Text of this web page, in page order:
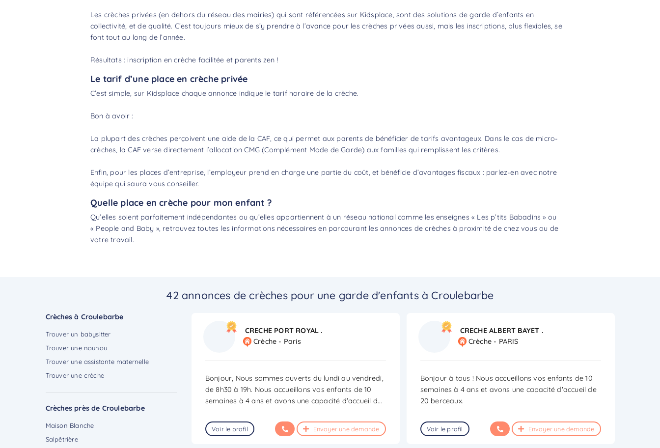
Les crèches privées (en dehors du réseau des mairies) qui sont référencées sur Kidsplace, sont des solutions de garde d’enfants en
collectivité, et de qualité. C’est toujours mieux de s’y prendre à l’avance pour les crèches privées aussi, mais les inscriptions, plus flexibles, se
font tout au long de l’année.
Résultats : inscription en crèche facilitée et parents zen !
Le tarif d’une place en crèche privée
C’est simple, sur Kidsplace chaque annonce indique le tarif horaire de la crèche.
Bon à avoir :
La plupart des crèches perçoivent une aide de la CAF, ce qui permet aux parents de bénéficier de tarifs avantageux. Dans le cas de micro-
crèches, la CAF verse directement l’allocation CMG (Complément Mode de Garde) aux familles qui remplissent les critères.
Enfin, pour les places d’entreprise, l’employeur prend en charge une partie du coût, et bénéficie d’avantages fiscaux : parlez-en avec notre
équipe qui saura vous conseiller.
Quelle place en crèche pour mon enfant ?
Qu’elles soient parfaitement indépendantes ou qu’elles appartiennent à un réseau national comme les enseignes « Les p’tits Babadins » ou
« People and Baby », retrouvez toutes les informations nécessaires en parcourant les annonces de crèches à proximité de chez vous ou de
votre travail.
42 annonces de crèches pour une garde d'enfants à Croulebarbe
Crèches à Croulebarbe
Trouver un babysitter
Trouver une nounou
Trouver une assistante maternelle
Trouver une crèche
Crèches près de Croulebarbe
Maison Blanche
Salpêtrière
CRECHE PORT ROYAL .
Crèche - Paris
Bonjour, Nous sommes ouverts du lundi au vendredi,
de 8h30 à 19h. Nous accueillons vos enfants de 10
semaines à 4 ans et avons une capacité d'accueil d...
Voir le profil Envoyer une demande
CRECHE ALBERT BAYET .
Crèche - PARIS
Bonjour à tous ! Nous accueillons vos enfants de 10
semaines à 4 ans et avons une capacité d'accueil de
20 berceaux.
Voir le profil Envoyer une demande